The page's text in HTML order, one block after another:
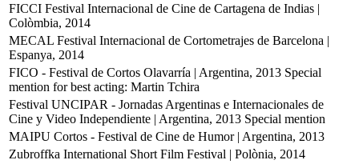
FICCI Festival Internacional de Cine de Cartagena de Indias |
Colòmbia, 2014
MECAL Festival Internacional de Cortometrajes de Barcelona |
Espanya, 2014
FICO - Festival de Cortos Olavarría | Argentina, 2013 Special
mention for best acting: Martin Tchira
Festival UNCIPAR - Jornadas Argentinas e Internacionales de
Cine y Video Independiente | Argentina, 2013 Special mention
MAIPU Cortos - Festival de Cine de Humor | Argentina, 2013
Zubroffka International Short Film Festival | Polònia, 2014